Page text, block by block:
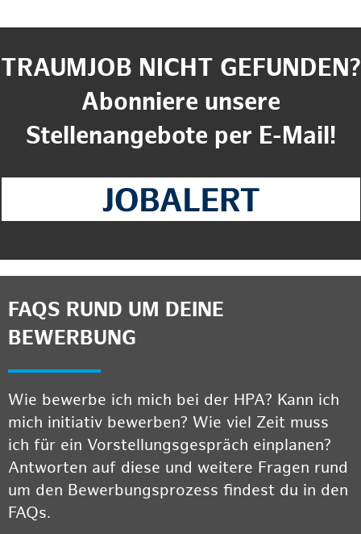
TRAUMJOB NICHT GEFUNDEN?
Abonniere unsere
Stellenangebote per E-Mail!
FAQS RUND UM DEINE
BEWERBUNG
Wie bewerbe ich mich bei der HPA? Kann ich
mich initiativ bewerben? Wie viel Zeit muss
ich für ein Vorstellungsgespräch einplanen?
Antworten auf diese und weitere Fragen rund
um den Bewerbungsprozess findest du in den
FAQs.